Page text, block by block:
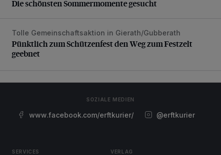
Die schönsten Sommermomente gesucht
Pünktlich zum Schützenfest den Weg zum Festzelt
Tolle Gemeinschaftsaktion in Gierath/Gubberath
Pünktlich zum Schützenfest den Weg zum Festzelt
geebnet
SOZIALE MEDIEN
www.facebook.com/erftkurier/ @erftkurier
SERVICES VERLAG